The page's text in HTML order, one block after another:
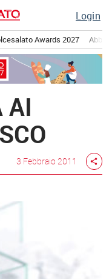
Login
Awards 2027
AI
3 Febbraio 2011 share